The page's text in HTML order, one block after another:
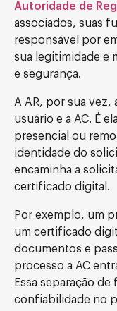
Autoridade de
associados, suas
responsável por
sua legitimidade e
e segurança.
A AR, por sua vez,
usuário e a AC. É
presencial ou
identidade do
encaminha a
certificado digital.
Por exemplo, um
um certificado
documentos e
processo a AC
Essa separação
confiabilidade no